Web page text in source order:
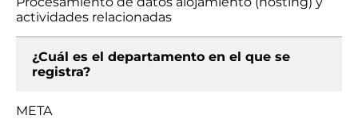
actividades relacionadas
¿Cuál es el departamento en el que se
registra?
META